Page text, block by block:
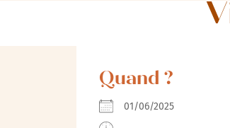
Quand ?
01/06/2025